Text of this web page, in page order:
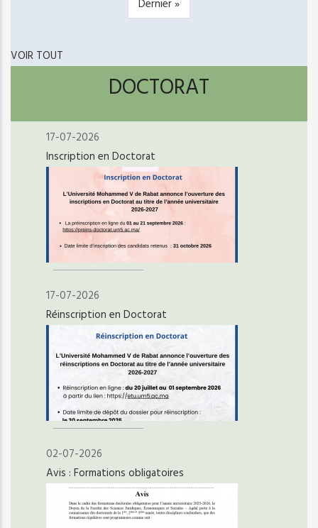
Dernière
page
Dernier »
VOIR TOUT
DOCTORAT
17-07-2026
Inscription en Doctorat
17-07-2026
Réinscription en Doctorat
02-07-2026
Avis : Formations obligatoires